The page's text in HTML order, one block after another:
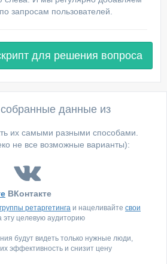
запросам пользователей.
для решения вопроса
собранные данные из
их самыми разными способами.
не все возможные варианты):
ВКонтакте
группы ретаргетинга и нацеливайте свои
эту целевую аудиторию
будут видеть только нужные люди,
эффективность и снизит цену